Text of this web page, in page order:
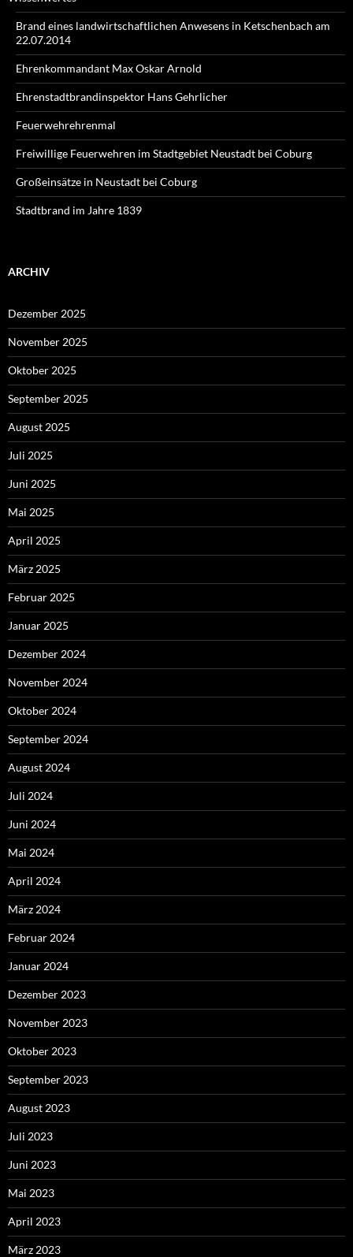
Brand eines landwirtschaftlichen Anwesens in Ketschenbach am
22.07.2014
Ehrenkommandant Max Oskar Arnold
Ehrenstadtbrandinspektor Hans Gehrlicher
Feuerwehrehrenmal
Freiwillige Feuerwehren im Stadtgebiet Neustadt bei Coburg
Großeinsätze in Neustadt bei Coburg
Stadtbrand im Jahre 1839
ARCHIV
Dezember 2025
November 2025
Oktober 2025
September 2025
August 2025
Juli 2025
Juni 2025
Mai 2025
April 2025
März 2025
Februar 2025
Januar 2025
Dezember 2024
November 2024
Oktober 2024
September 2024
August 2024
Juli 2024
Juni 2024
Mai 2024
April 2024
März 2024
Februar 2024
Januar 2024
Dezember 2023
November 2023
Oktober 2023
September 2023
August 2023
Juli 2023
Juni 2023
Mai 2023
April 2023
März 2023